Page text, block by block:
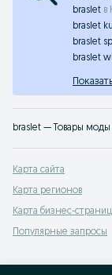
braslet в
braslet
braslet
braslet
Карта сайта
Карта регионов
Карта бизнес-
Популярные запросы